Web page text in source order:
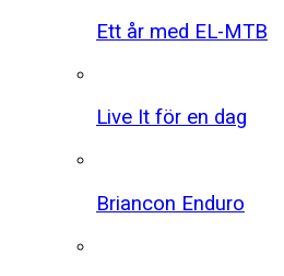
Ett år med EL-MTB
Live It för en dag
Briancon Enduro